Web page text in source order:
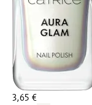
3,65 €